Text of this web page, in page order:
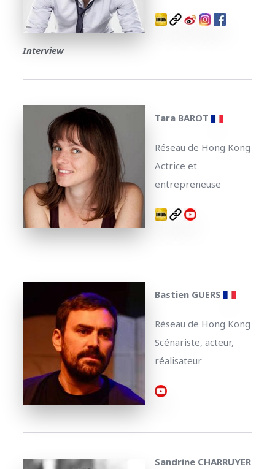
Interview
Tara BAROT
Réseau de Hong Kong
Actrice et
entrepreneuse
Bastien GUERS
Réseau de Hong Kong
Scénariste, acteur,
réalisateur
Sandrine CHARRUYER